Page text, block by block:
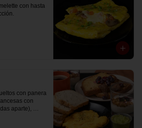
con hasta
con panera
con
aparte),